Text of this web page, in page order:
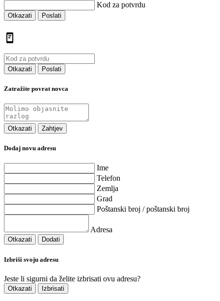
Kod za potvrdu
Otkazati Poslati
Otkazati Poslati
Zatražite povrat novca
Otkazati Zahtjev
Dodaj novu adresu
Ime
Telefon
Zemlja
Grad
Poštanski broj / poštanski broj
Adresa
Otkazati Dodati
Izbriši svoju adresu
Jeste li sigurni da želite izbrisati ovu adresu?
Otkazati Izbrisati